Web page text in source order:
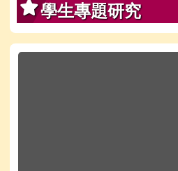
學生專題研究
於彈跳視窗觀看：學校line官方